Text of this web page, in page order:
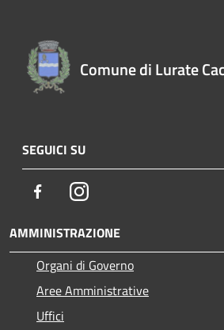
Comune di Lurate
SEGUICI SU
FacebookInstagram
AMMINISTRAZIONE
Organi di Governo
Aree Amministrative
Uffici